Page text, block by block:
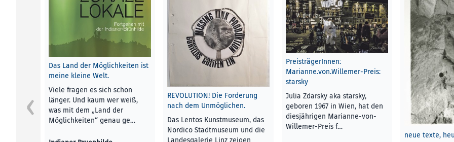
Das Land der Möglichkeiten ist
meine kleine Welt.
Viele fragen es sich schon
länger. Und kaum wer weiß,
was mit dem „Land der
Möglichkeiten“ genau ge…
REVOLUTION! Die Forderung
nach dem Unmöglichen.
Das Lentos Kunstmuseum, das
Nordico Stadtmuseum und die
Landesgalerie Linz zeigen
PreisträgerInnen:
Marianne.von.Willemer-Preis:
starsky
Julia Zdarsky aka starsky,
geboren 1967 in Wien, hat den
diesjährigen Marianne-von-
Willemer-Preis f…
neue texte,